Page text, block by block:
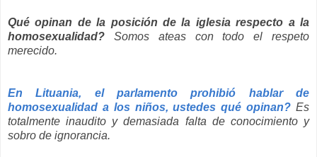
Qué opinan de la posición de la iglesia respecto a la
homosexualidad? Somos ateas con todo el respeto
merecido.
En Lituania, el parlamento prohibió hablar de
homosexualidad a los niños, ustedes qué opinan? Es
totalmente inaudito y demasiada falta de conocimiento y
sobro de ignorancia.